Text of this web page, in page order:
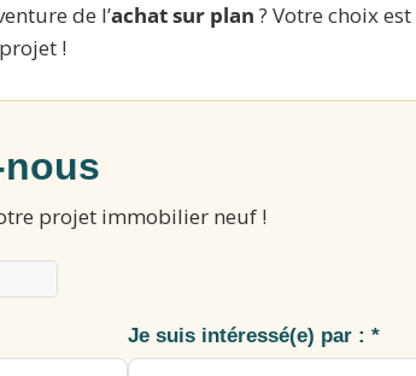
de l’achat sur plan ? Votre choix
!
projet immobilier neuf !
Je suis intéressé(e) par : *